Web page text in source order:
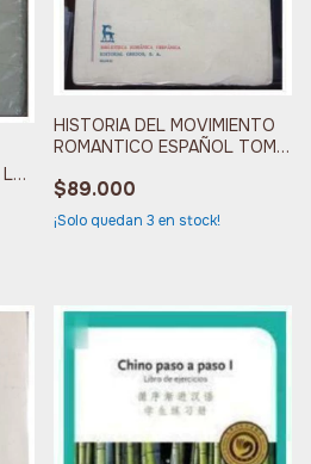
HISTORIA DEL MOVIMIENTO
ROMANTICO ESPAÑOL TOMO
$89.000
¡Solo quedan 3 en stock!